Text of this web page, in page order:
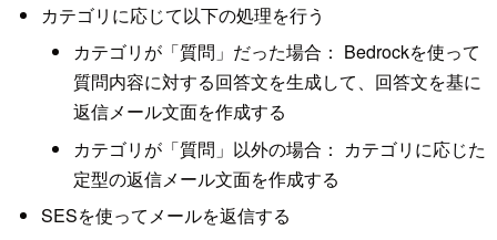
カテゴリに応じて以下の処理を行う
カテゴリが「質問」だった場合： Bedrockを使って
質問内容に対する回答文を生成して、回答文を基に
返信メール文面を作成する
カテゴリが「質問」以外の場合： カテゴリに応じた
定型の返信メール文面を作成する
SESを使ってメールを返信する